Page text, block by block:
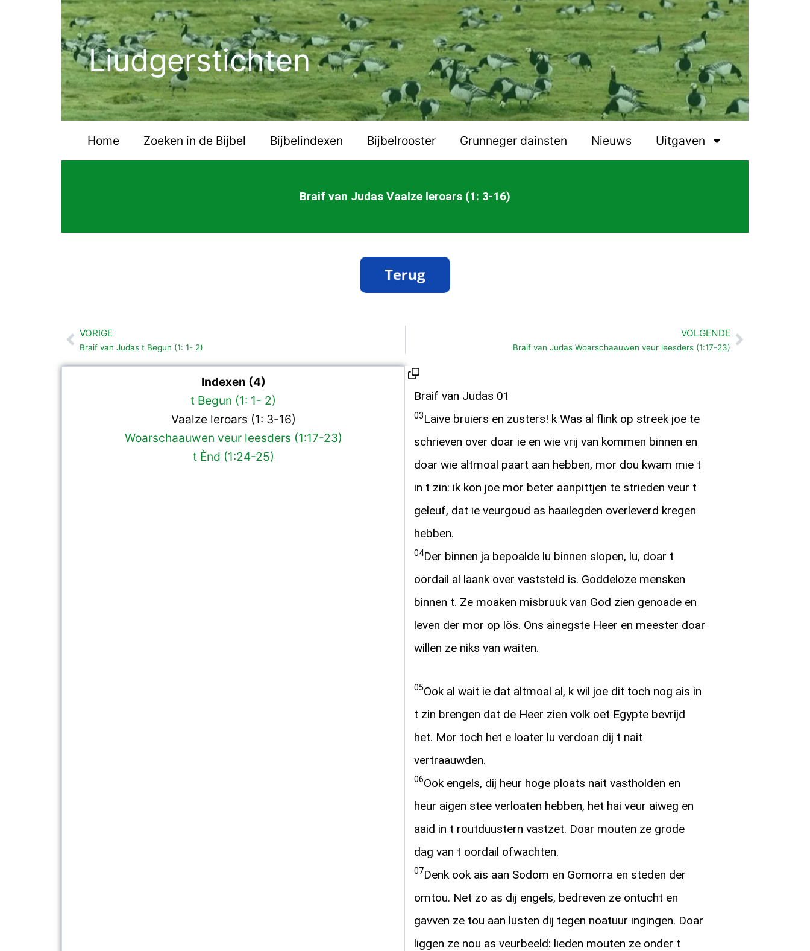
Liudgerstichten
Home Zoeken in de Bijbel Bijbelindexen Bijbelrooster Grunneger dainsten Nieuws Uitgaven
Braif van Judas Vaalze leroars (1: 3-16)
Vorige
VORIGE
Braif van Judas t Begun (1: 1- 2)
VOLGENDE
Braif van Judas Woarschaauwen veur leesders (1:17-23)Volgende
Indexen (4)
t Begun (1: 1- 2)
Vaalze leroars (1: 3-16)
Woarschaauwen veur leesders (1:17-23)
t Ènd (1:24-25)
Braif van Judas 01
03Laive bruiers en zusters! k Was al flink op streek joe te
schrieven over doar ie en wie vrij van kommen binnen en
doar wie altmoal paart aan hebben, mor dou kwam mie t
in t zin: ik kon joe mor beter aanpittjen te strieden veur t
geleuf, dat ie veurgoud as haailegden overleverd kregen
hebben.
04Der binnen ja bepoalde lu binnen slopen, lu, doar t
oordail al laank over vaststeld is. Goddeloze mensken
binnen t. Ze moaken misbruuk van God zien genoade en
leven der mor op lös. Ons ainegste Heer en meester doar
willen ze niks van waiten.
05Ook al wait ie dat altmoal al, k wil joe dit toch nog ais in
t zin brengen dat de Heer zien volk oet Egypte bevrijd
het. Mor toch het e loater lu verdoan dij t nait
vertraauwden.
06Ook engels, dij heur hoge ploats nait vastholden en
heur aigen stee verloaten hebben, het hai veur aiweg en
aaid in t routduustern vastzet. Doar mouten ze grode
dag van t oordail ofwachten.
07Denk ook ais aan Sodom en Gomorra en steden der
omtou. Net zo as dij engels, bedreven ze ontucht en
gavven ze tou aan lusten dij tegen noatuur ingingen. Doar
liggen ze nou as veurbeeld: lieden mouten ze onder t